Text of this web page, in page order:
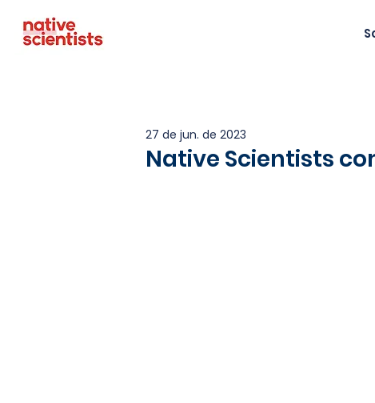
Native Scientists
27 de jun. de 2023